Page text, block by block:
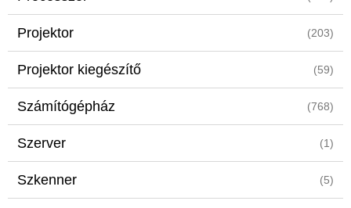
Projektor (203)
Projektor kiegészítő (59)
Számítógépház (768)
Szerver (1)
Szkenner (5)